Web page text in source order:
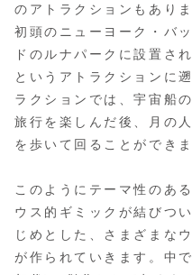
のアトラクションもあり
初頭のニューヨーク・バ
ドのルナパークに設置
というアトラクションに
ラクションでは、宇宙船
旅行を楽しんだ後、月の
を歩いて回ることができま
このようにテーマ性のあ
ウス的ギミックが結びつ
じめとした、さまざまな
が作られていきます。中